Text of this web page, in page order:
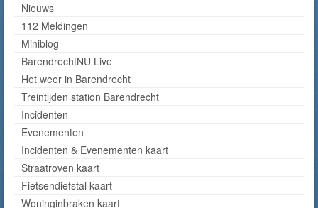
Nieuws
112 Meldingen
Miniblog
BarendrechtNU Live
Het weer in Barendrecht
Treintijden station Barendrecht
Incidenten
Evenementen
Incidenten & Evenementen kaart
Straatroven kaart
Fietsendiefstal kaart
Woninginbraken kaart